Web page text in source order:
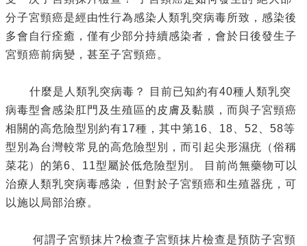
分子宮頸癌是經由性行為感染人類乳突病毒所致，感染後
多會自行痊癒，僅有少部分持續感染者，會於日後發生子
宮頸癌前病變，甚至子宮頸癌。
什麼是人類乳突病毒？ 目前已知約有40種人類乳突
病毒型會感染肛門及生殖區的皮膚及黏膜，而與子宮頸癌
相關的高危險型別約有17種，其中第16、18、52、58等
型別為台灣較常見的高危險型別，而引起尖形濕疣（俗稱
菜花）的第6、11型屬於低危險型別。 目前尚無藥物可以
治療人類乳突病毒感染，但對於子宮頸癌和生殖器疣，可
以施以局部治療。
何謂子宮頸抹片?檢查子宮頸抹片檢查是預防子宮頸